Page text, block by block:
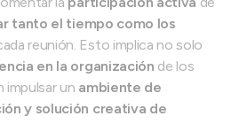
tanto el tiempo como los
reunión. Esto implica no solo
en la organización de los
un ambiente de
y solución creativa de